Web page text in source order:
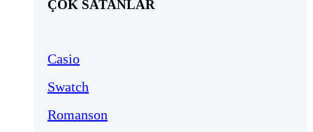
ÇOK SATANLAR
Casio
Swatch
Romanson